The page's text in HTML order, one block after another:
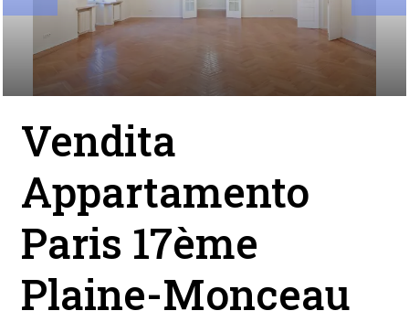
Vendita
Appartamento
Paris 17ème
Plaine-Monceau